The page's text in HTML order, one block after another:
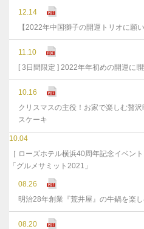
12.14
【2022年中国獅子の開運トリオに願
11.10
[ 3日間限定 ] 2022年年初めの開運に!
10.16
クリスマスの主役！お家で楽しむ贅
スケーキ
10.04
［ ローズホテル横浜40周年記念イベン
「グルメサミット2021」
08.26
明治28年創業『荒井屋』の牛鍋を楽
08.20